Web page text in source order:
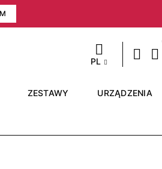
PL
ZESTAWY URZĄDZENIA